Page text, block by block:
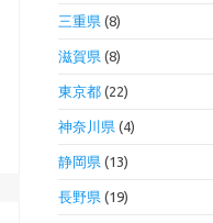
三重県(8)
滋賀県(8)
東京都(22)
神奈川県(4)
静岡県(13)
長野県(19)